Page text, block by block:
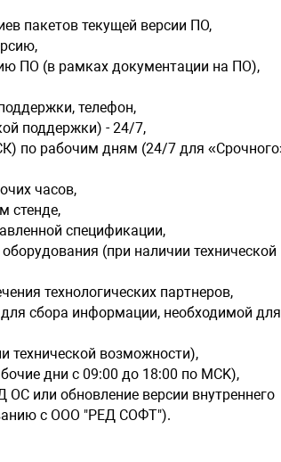
пакетов текущей версии ПО,
ПО (в рамках документации на ПО),
телефон,
поддержки) - 24/7,
по рабочим дням (24/7 для
часов,
стенде,
спецификации,
(при наличии технической
технологических партнеров,
сбора информации, необходимой для
технической возможности),
дни с 09:00 до 18:00 по MCK),
ОС или обновление версии внутреннего
с ООО "РЕД СОФТ").